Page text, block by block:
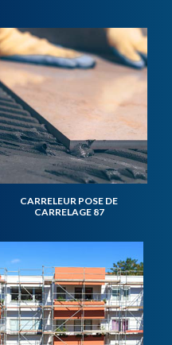
CARRELEUR POSE DE
CARRELAGE 87